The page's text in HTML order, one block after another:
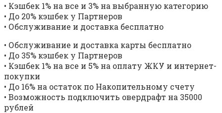
• Кэшбек 1% на все и 3% на выбранную категорию
• До 20% кэшбек у Партнеров
• Обслуживание и доставка бесплатно
• Обслуживание и доставка карты бесплатно
• До 35% кэшбек у Партнеров
• Кэшбек 1% на все и 5% на оплату ЖКУ и интернет-
покупки
• До 16% на остаток по Накопительному счету
• Возможность подключить овердрафт на 35000
рублей